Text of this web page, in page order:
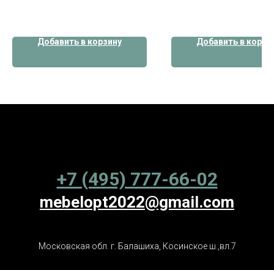
Добавить в корзину Добавить в
+7 (495) 777-66-02
mebelopt2022@gmail.com
Московская обл. г. Балашиха, Косинское ш.,вл.7